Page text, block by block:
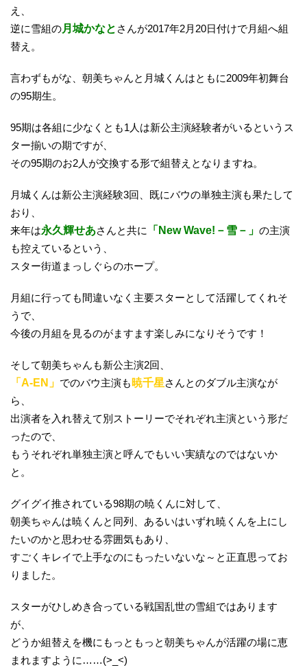
え、
逆に雪組の月城かなと さんが2017年2月20日付けで月組へ組
替え。
言わずもがな、朝美ちゃんと月城くんはともに2009年初舞台
の95期生。
95期は各組に少なくとも1人は新公主演経験者がいるというス
ター揃いの期ですが、
その95期のお2人が交換する形で組替えとなりますね。
月城くんは新公主演経験3回、既にバウの単独主演も果たして
おり、
来年は永久輝せあさんと共に 「New Wave!－雪－」 の主演
も控えているという、
スター街道まっしぐらのホープ。
月組に行っても間違いなく主要スターとして活躍してくれそ
うで、
今後の月組を見るのがますます楽しみになりそうです！
そして朝美ちゃんも新公主演2回、
「A-EN」 でのバウ主演も 暁千星さんとのダブル主演なが
ら、
出演者を入れ替えて別ストーリーでそれぞれ主演という形だ
ったので、
もうそれぞれ単独主演と呼んでもいい実績なのではないか
と。
グイグイ推されている98期の暁くんに対して、
朝美ちゃんは暁くんと同列、あるいはいずれ暁くんを上にし
たいのかと思わせる雰囲気もあり、
すごくキレイで上手なのにもったいないな～と正直思ってお
りました。
スターがひしめき合っている戦国乱世の雪組ではあります
が、
どうか組替えを機にもっともっと朝美ちゃんが活躍の場に恵
まれますように……(>_<)